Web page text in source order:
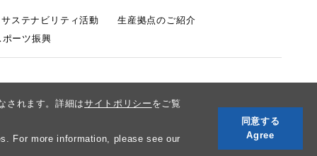
されます。詳細はサイトポリシー をご覧
For more information, please see our
同意する
Agree
ステナビリティ活動
生産拠点のご紹介
ポーツ振興